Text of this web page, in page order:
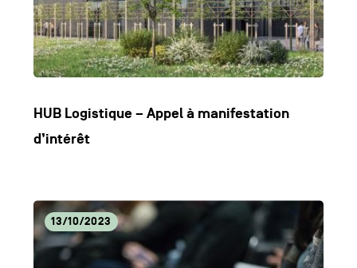
HUB Logistique – Appel à manifestation
d’intérêt
13/10/2023
Lire
l'article